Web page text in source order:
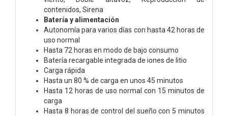
contenidos, Sirena
Batería y alimentación
Autonomía para varios días con hasta 42 horas de
uso normal
Hasta 72 horas en modo de bajo consumo
Batería recargable integrada de iones de litio
Carga rápida
Hasta un 80 % de carga en unos 45 minutos
Hasta 12 horas de uso normal con 15 minutos de
carga
Hasta 8 horas de control del sueño con 5 minutos